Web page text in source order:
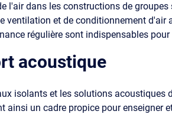
l'air dans les constructions de
ventilation et de conditionnement d'air
régulière sont indispensables pour
acoustique
isolants et les solutions acoustiques
ainsi un cadre propice pour enseigner